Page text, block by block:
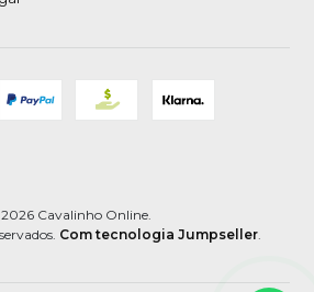
2026 Cavalinho Online.
Com tecnologia Jumpseller.